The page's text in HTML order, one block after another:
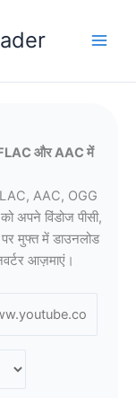
FLAC और AAC में
AAC, OGG
अपने विंडोज पीसी,
मुफ्त में डाउनलोड
आज़माएं।